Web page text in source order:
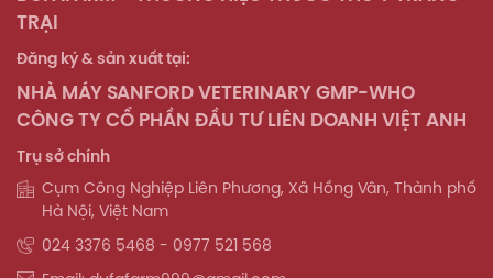
TRẠI
Đăng ký & sản xuất tại:
NHÀ MÁY SANFORD VETERINARY GMP-WHO
CÔNG TY CỔ PHẦN ĐẦU TƯ LIÊN DOANH VIỆT ANH
Trụ sở chính
Cụm Công Nghiệp Liên Phương, Xã Hồng Vân, Thành phố
Hà Nội, Việt Nam
024 3376 5468 - 0977 521 568